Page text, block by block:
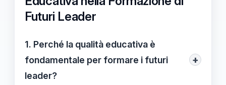
Futuri Leader
1. Perché la qualità educativa è
fondamentale per formare i futuri
leader?
+